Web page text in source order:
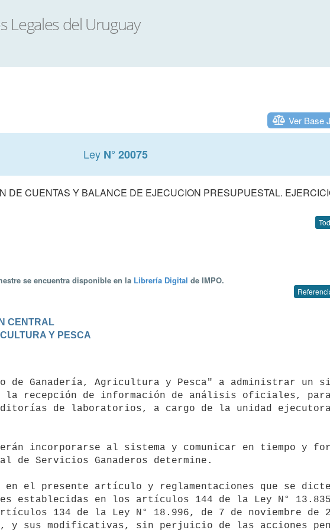
Ver Base
Ley N° 20075
DE CUENTAS Y BALANCE DE EJECUCION PRESUPUESTAL.
se encuentra disponible en la Librería Digital de IMPO.
CENTRAL
Y PESCA
recepción de información de análisis oficiales,
de laboratorios, a cargo de la unidad ejecutora
de Servicios Ganaderos determine.
establecidas en los artículos 144 de la Ley N°
134 de la Ley N° 18.996, de 7 de noviembre de
y sus modificativas, sin perjuicio de las acciones